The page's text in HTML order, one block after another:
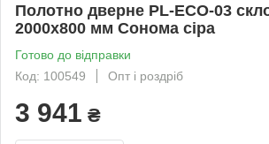
Полотно дверне PL-ECO-03
2000х800 мм Сонома сіра
Готово до відправки
Код: 100549
Опт і роздріб
3 941 ₴